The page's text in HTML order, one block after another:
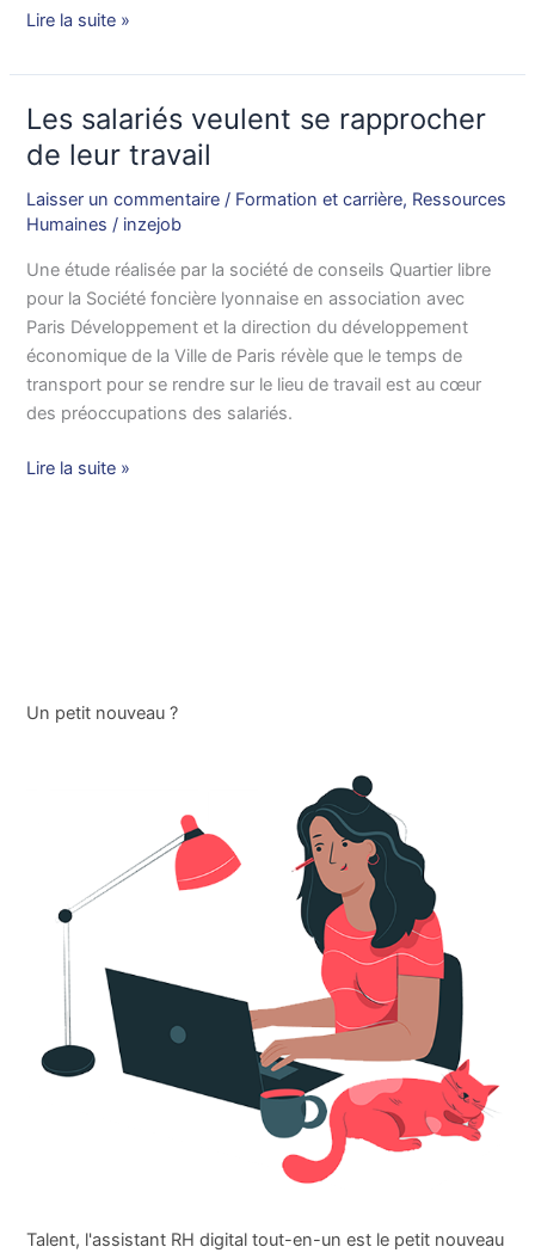
leur
travail
Lire la suite »
Les salariés veulent se rapprocher
de leur travail
Laisser un commentaire / Formation et carrière, Ressources
Humaines / inzejob
Une étude réalisée par la société de conseils Quartier libre
pour la Société foncière lyonnaise en association avec
Paris Développement et la direction du développement
économique de la Ville de Paris révèle que le temps de
transport pour se rendre sur le lieu de travail est au cœur
des préoccupations des salariés.
Les
salariés
veulent
se
rapprocher
de
travail
Lire la suite »
Un petit nouveau ?
Talent, l'assistant RH digital tout-en-un est le petit nouveau